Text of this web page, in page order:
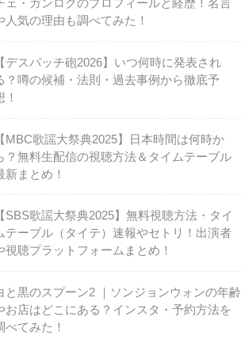
ェ・ガンロクのプロフィールと経歴！名言
人気の理由も調べてみた！
デスパッチ砲2026】いつ何時に発表され
？噂の候補・法則・過去事例から徹底予
！
MBC歌謡大祭典2025】日本時間は何時か
？無料生配信の視聴方法＆タイムテーブル
新まとめ！
SBS歌謡大祭典2025】無料視聴方法・タイ
テーブル（タイテ）速報やセトリ！出演者
視聴プラットフォームまとめ！
と黒のスプーン2 ｜ソンジョンウォンの年齢
お店はどこにある？インスタ・予約方法を
べてみた！